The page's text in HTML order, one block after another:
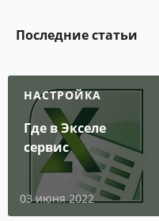
Сам себе
авторская колонка
27 мая 2021
В Google Play
очередное
опасным вирусом
Последние статьи
НАСТРОЙКА
Где в Экселе
сервис
03 июня 2022